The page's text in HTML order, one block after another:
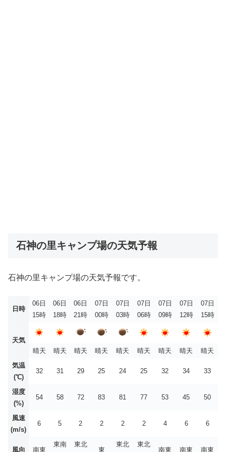
石神の里キャンプ場の天気予報
石神の里キャンプ場の天気予報です。
日時
06日
15時
06日
18時
06日
21時
07日
00時
07日
03時
07日
06時
07日
09時
07日
12時
07日
15時
天気
晴天
晴天 晴天 晴天 晴天 晴天 晴天 晴天
晴天
気温
(℃)
32 31 29 25 24 25 32 34 33
湿度
(%)
54 58 72 83 81 77 53 45 50
風速
(m/s)
6 5 2 2 2 2 4 6 6
風向 南東
東南 東北
東
東北 東北
南東 南東 南東